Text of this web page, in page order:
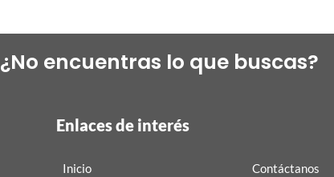
¿No encuentras lo que buscas?
Enlaces de interés
Inicio Contáctanos